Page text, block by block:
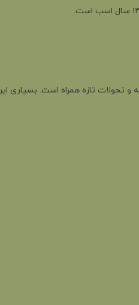
تحولات تازه همراه است. بسیاری